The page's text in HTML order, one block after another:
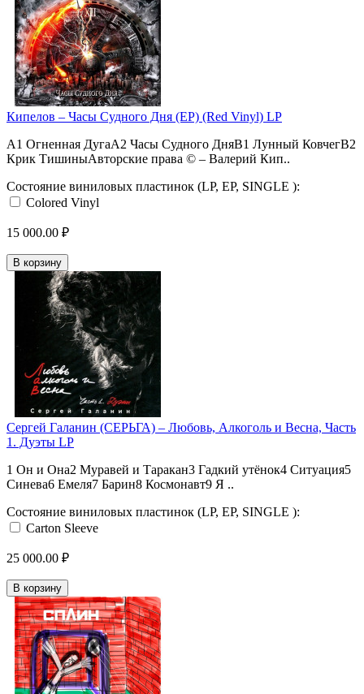
Кипелов – Часы Судного Дня (EP) (Red Vinyl) LP
A1 Огненная ДугаA2 Часы Судного ДняB1 Лунный КовчегB2
Крик ТишиныАвторские права © – Валерий Кип..
Состояние виниловых пластинок (LP, EP, SINGLE ):
Colored Vinyl
15 000.00 ₽
В корзину
Сергей Галанин (СЕРЬГА) ‎– Любовь, Алкоголь и Весна, Часть
1. Дуэты LP
1 Он и Она2 Муравей и Таракан3 Гадкий утёнок4 Ситуация5
Синева6 Емеля7 Барин8 Космонавт9 Я ..
Состояние виниловых пластинок (LP, EP, SINGLE ):
Carton Sleeve
25 000.00 ₽
В корзину